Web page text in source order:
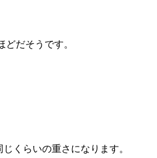
だそうです。
くらいの重さになります。